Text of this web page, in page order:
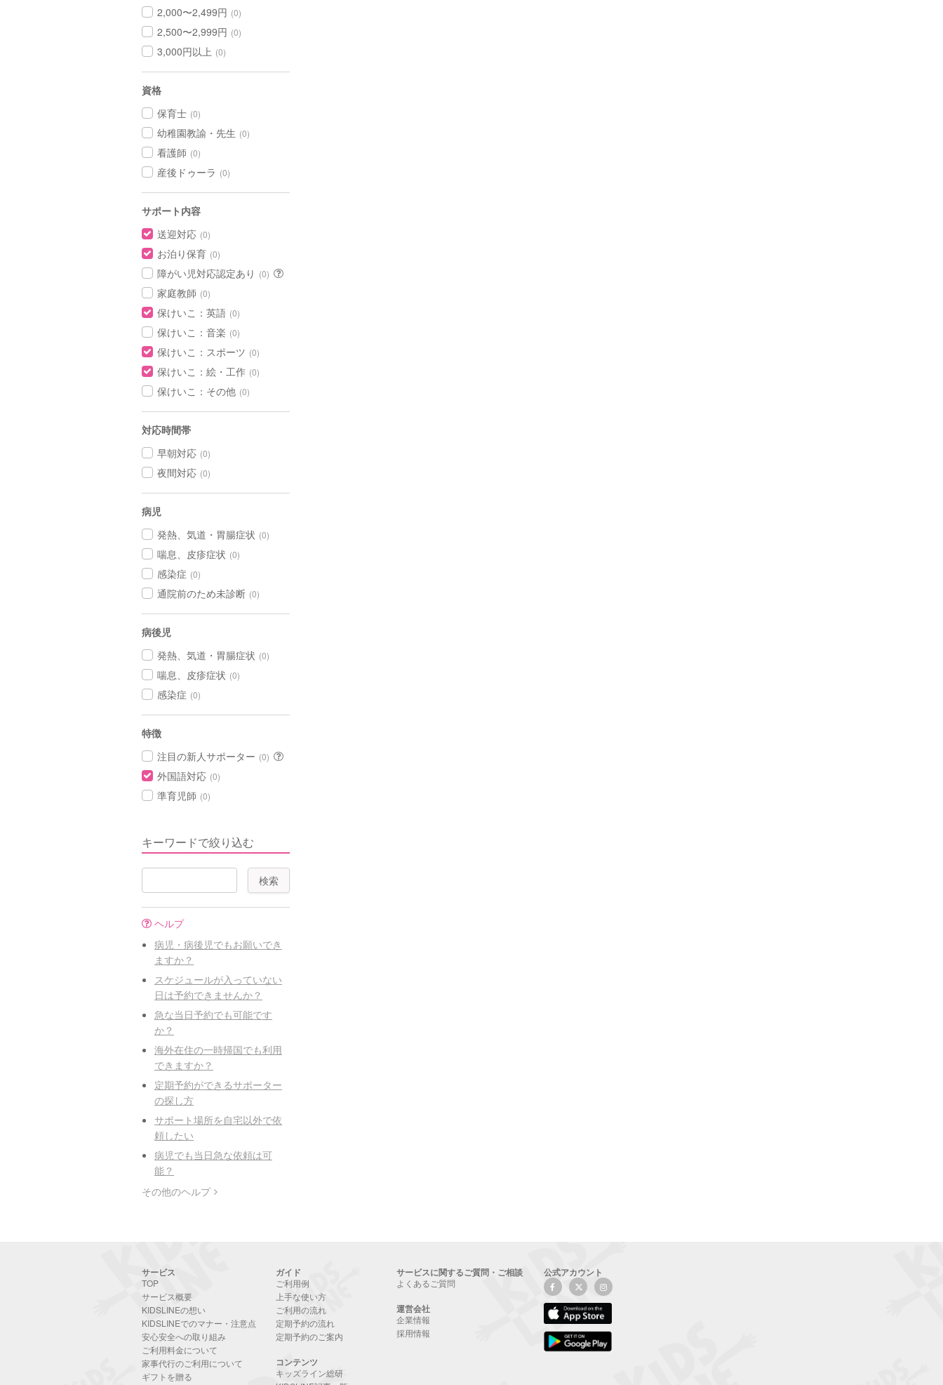
2,000〜2,499円 (0)
2,500〜2,999円 (0)
3,000円以上 (0)
資格
保育士 (0)
幼稚園教諭・先生 (0)
看護師 (0)
産後ドゥーラ (0)
サポート内容
送迎対応 (0)
お泊り保育 (0)
障がい児対応認定あり (0)
家庭教師 (0)
保けいこ：英語 (0)
保けいこ：音楽 (0)
保けいこ：スポーツ (0)
保けいこ：絵・工作 (0)
保けいこ：その他 (0)
対応時間帯
早朝対応 (0)
夜間対応 (0)
病児
発熱、気道・胃腸症状 (0)
喘息、皮疹症状 (0)
感染症 (0)
通院前のため未診断 (0)
病後児
発熱、気道・胃腸症状 (0)
喘息、皮疹症状 (0)
感染症 (0)
特徴
注目の新人サポーター (0)
外国語対応 (0)
準育児師 (0)
キーワードで絞り込む
ヘルプ
病児・病後児でもお願いでき
ますか？
スケジュールが入っていない
日は予約できませんか？
急な当日予約でも可能です
か？
海外在住の一時帰国でも利用
できますか？
定期予約ができるサポーター
の探し方
サポート場所を自宅以外で依
頼したい
病児でも当日急な依頼は可
能？
その他のヘルプ
サービス
TOP
サービス概要
KIDSLINEの想い
KIDSLINEでのマナー・注意点
安心安全への取り組み
ご利用料金について
家事代行のご利用について
ギフトを贈る
ガイド
ご利用例
上手な使い方
ご利用の流れ
定期予約の流れ
定期予約のご案内
コンテンツ
キッズライン総研
サービスに関するご質問・ご相談
よくあるご質問
運営会社
企業情報
採用情報
公式アカウント